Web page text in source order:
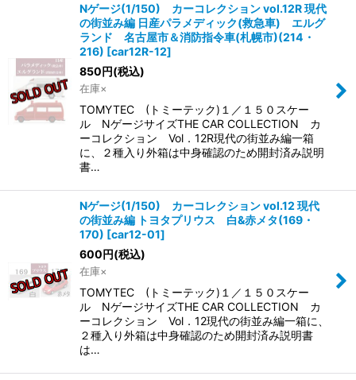
Nゲージ(1/150) カーコレクション vol.12R 現代
の街並み編 日産パラメディック(救急車) エルグ
ランド 名古屋市＆消防指令車(札幌市)(214・
216) [car12R-12]
850円(税込)
在庫×
TOMYTEC (トミーテック)１／１５０スケー
ル NゲージサイズTHE CAR COLLECTION カ
ーコレクション Vol．12R現代の街並み編一箱
に、２種入り外箱は中身確認のため開封済み説明
書…
Nゲージ(1/150) カーコレクション vol.12 現代
の街並み編 トヨタプリウス 白&赤メタ(169・
170) [car12-01]
600円(税込)
在庫×
TOMYTEC (トミーテック)１／１５０スケー
ル NゲージサイズTHE CAR COLLECTION カ
ーコレクション Vol．12現代の街並み編一箱に、
２種入り外箱は中身確認のため開封済み説明書
は…